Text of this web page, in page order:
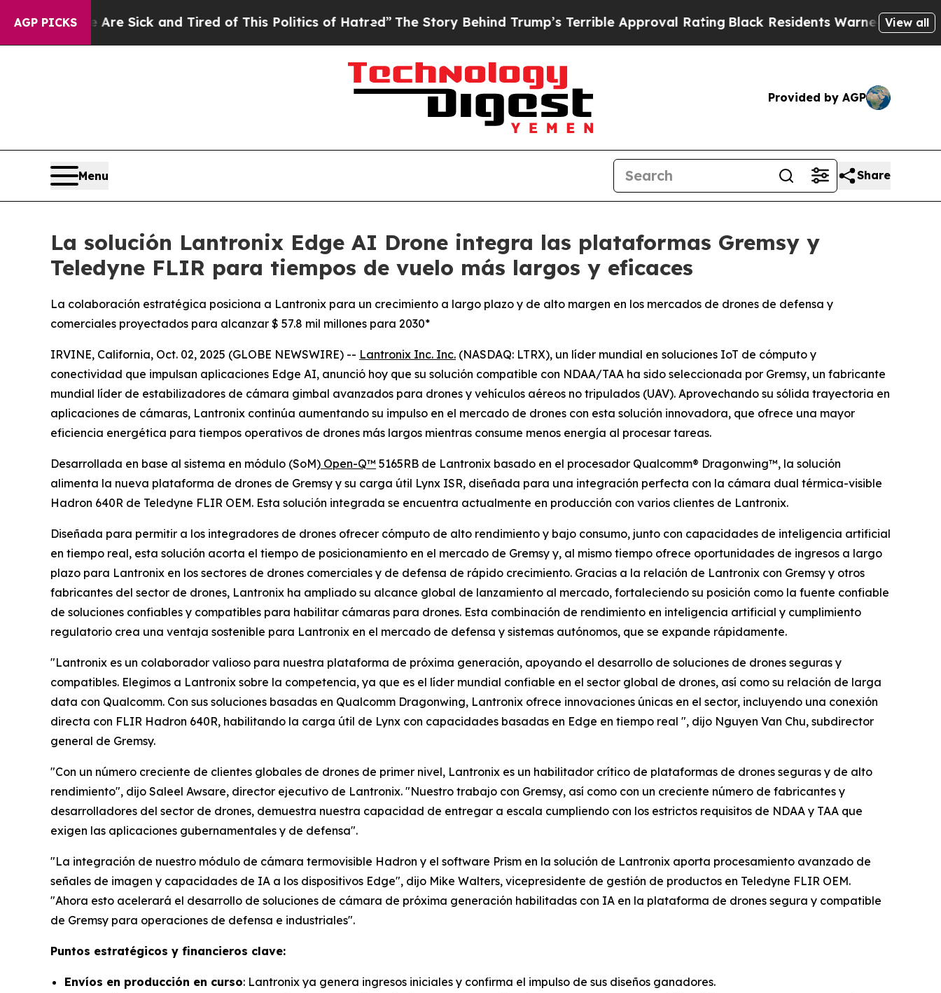
AGP PICKS
Are Sick and Tired of This Politics of Hatred”The Story Behind Trump’s Terrible Approval RatingBlack Residents Warned of Abusive Cops
View all
Provided by AGP
Menu Share
La solución Lantronix Edge AI Drone integra las plataformas Gremsy y
Teledyne FLIR para tiempos de vuelo más largos y eficaces
La colaboración estratégica posiciona a Lantronix para un crecimiento a largo plazo y de alto margen en los mercados de drones de defensa y
comerciales proyectados para alcanzar $ 57.8 mil millones para 2030*
IRVINE, California, Oct. 02, 2025 (GLOBE NEWSWIRE) -- Lantronix Inc. Inc. (NASDAQ: LTRX), un líder mundial en soluciones IoT de cómputo y
conectividad que impulsan aplicaciones Edge AI, anunció hoy que su solución compatible con NDAA/TAA ha sido seleccionada por Gremsy, un fabricante
mundial líder de estabilizadores de cámara gimbal avanzados para drones y vehículos aéreos no tripulados (UAV). Aprovechando su sólida trayectoria en
aplicaciones de cámaras, Lantronix continúa aumentando su impulso en el mercado de drones con esta solución innovadora, que ofrece una mayor
eficiencia energética para tiempos operativos de drones más largos mientras consume menos energía al procesar tareas.
Desarrollada en base al sistema en módulo (SoM) Open-Q™ 5165RB de Lantronix basado en el procesador Qualcomm® Dragonwing™, la solución
alimenta la nueva plataforma de drones de Gremsy y su carga útil Lynx ISR, diseñada para una integración perfecta con la cámara dual térmica-visible
Hadron 640R de Teledyne FLIR OEM. Esta solución integrada se encuentra actualmente en producción con varios clientes de Lantronix.
Diseñada para permitir a los integradores de drones ofrecer cómputo de alto rendimiento y bajo consumo, junto con capacidades de inteligencia artificial
en tiempo real, esta solución acorta el tiempo de posicionamiento en el mercado de Gremsy y, al mismo tiempo ofrece oportunidades de ingresos a largo
plazo para Lantronix en los sectores de drones comerciales y de defensa de rápido crecimiento. Gracias a la relación de Lantronix con Gremsy y otros
fabricantes del sector de drones, Lantronix ha ampliado su alcance global de lanzamiento al mercado, fortaleciendo su posición como la fuente confiable
de soluciones confiables y compatibles para habilitar cámaras para drones. Esta combinación de rendimiento en inteligencia artificial y cumplimiento
regulatorio crea una ventaja sostenible para Lantronix en el mercado de defensa y sistemas autónomos, que se expande rápidamente.
"Lantronix es un colaborador valioso para nuestra plataforma de próxima generación, apoyando el desarrollo de soluciones de drones seguras y
compatibles. Elegimos a Lantronix sobre la competencia, ya que es el líder mundial confiable en el sector global de drones, así como su relación de larga
data con Qualcomm. Con sus soluciones basadas en Qualcomm Dragonwing, Lantronix ofrece innovaciones únicas en el sector, incluyendo una conexión
directa con FLIR Hadron 640R, habilitando la carga útil de Lynx con capacidades basadas en Edge en tiempo real ", dijo Nguyen Van Chu, subdirector
general de Gremsy.
"Con un número creciente de clientes globales de drones de primer nivel, Lantronix es un habilitador crítico de plataformas de drones seguras y de alto
rendimiento", dijo Saleel Awsare, director ejecutivo de Lantronix. "Nuestro trabajo con Gremsy, así como con un creciente número de fabricantes y
desarrolladores del sector de drones, demuestra nuestra capacidad de entregar a escala cumpliendo con los estrictos requisitos de NDAA y TAA que
exigen las aplicaciones gubernamentales y de defensa".
"La integración de nuestro módulo de cámara termovisible Hadron y el software Prism en la solución de Lantronix aporta procesamiento avanzado de
señales de imagen y capacidades de IA a los dispositivos Edge", dijo Mike Walters, vicepresidente de gestión de productos en Teledyne FLIR OEM.
"Ahora esto acelerará el desarrollo de soluciones de cámara de próxima generación habilitadas con IA en la plataforma de drones segura y compatible
de Gremsy para operaciones de defensa e industriales".
Puntos estratégicos y financieros clave:
Envíos en producción en curso: Lantronix ya genera ingresos iniciales y confirma el impulso de sus diseños ganadores.